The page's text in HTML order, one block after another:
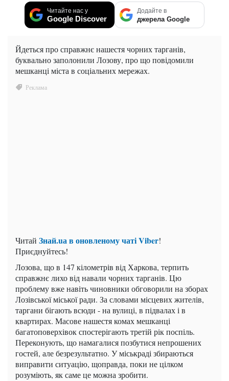
Читайте нас у
Google Discover
Додайте в
джерела Google
Йдеться про справжнє нашестя чорних тарганів,
буквально заполонили Лозову, про що повідомили
мешканці міста в соціальних мережах.
Читай Знай.uав оновленому чаті Viber!
Приєднуйтесь!
Лозова, що в 147 кілометрів від Харкова, терпить
справжнє лихо від навали чорних тарганів. Цю
проблему вже навіть чиновники обговорили на зборах
Лозівської міської ради. За словами місцевих жителів,
таргани бігають всюди - на вулиці, в підвалах і в
квартирах. Масове нашестя комах мешканці
багатоповерхівок спостерігають третій рік поспіль.
Переконують, що намагалися позбутися непрошених
гостей, але безрезультатно. У міськраді збираються
виправити ситуацію, щоправда, поки не цілком
розуміють, як саме це можна зробити.